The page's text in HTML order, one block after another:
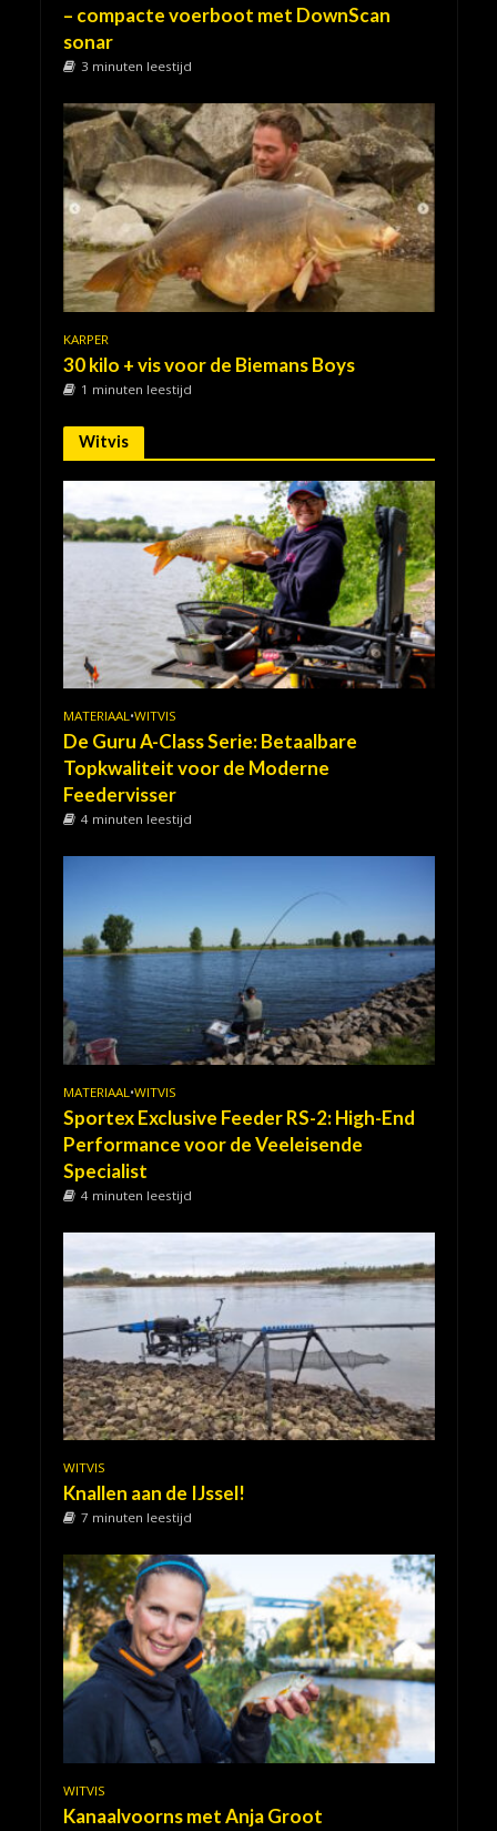
– compacte voerboot met DownScan
sonar
3 minuten leestijd
KARPER
30 kilo + vis voor de Biemans Boys
1 minuten leestijd
Witvis
MATERIAAL•WITVIS
De Guru A-Class Serie: Betaalbare
Topkwaliteit voor de Moderne
Feedervisser
4 minuten leestijd
MATERIAAL •WITVIS
Sportex Exclusive Feeder RS-2: High-End
Performance voor de Veeleisende
Specialist
4 minuten leestijd
WITVIS
Knallen aan de IJssel!
7 minuten leestijd
WITVIS
Kanaalvoorns met Anja Groot